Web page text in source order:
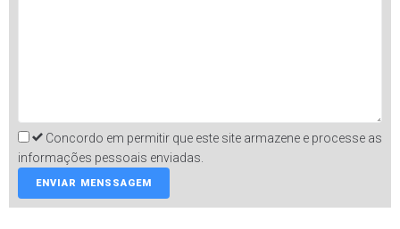
Concordo em permitir que este site armazene e processe as
informações pessoais enviadas.
ENVIAR MENSSAGEM